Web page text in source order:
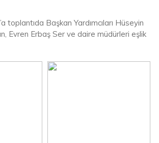
toplantıda Başkan Yardımcıları Hüseyin
Evren Erbaş Ser ve daire müdürleri eşlik